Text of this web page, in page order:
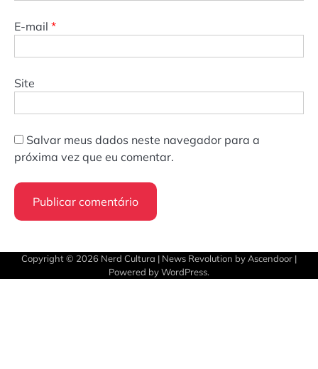
E-mail *
Site
Salvar meus dados neste navegador para a
próxima vez que eu comentar.
Copyright © 2026 Nerd Cultura | News Revolution byAscendoor |
Powered byWordPress.